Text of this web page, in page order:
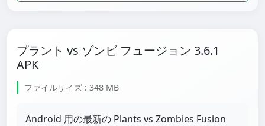
プラント vs ゾンビ フュージョン 3.6.1
APK
ファイルサイズ : 348 MB
Android 用の最新の Plants vs Zombies Fusion